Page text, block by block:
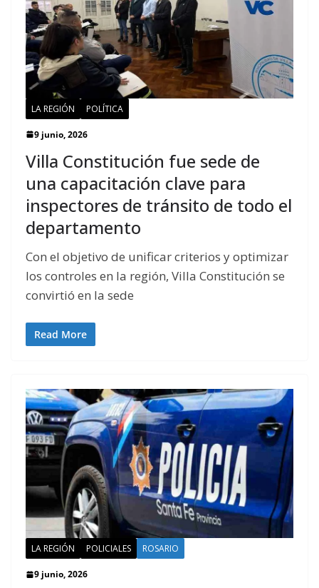
LA REGIÓN POLÍTICA
9 junio, 2026
Villa Constitución fue sede de
una capacitación clave para
inspectores de tránsito de todo el
departamento
Con el objetivo de unificar criterios y optimizar
los controles en la región, Villa Constitución se
convirtió en la sede
Read More
LA REGIÓN POLICIALES ROSARIO
9 junio, 2026